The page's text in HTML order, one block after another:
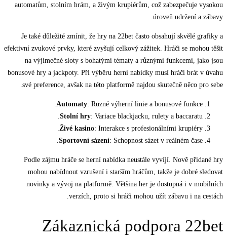
automatům, stolním hrám, a živým krupiérům, což zabezpečuje vysokou
úroveň udržení a zábavy.
Je také důležité zmínit, že hry na 22bet často obsahují skvělé grafiky a
efektivní zvukové prvky, které zvyšují celkový zážitek. Hráči se mohou těšit
na výjimečné sloty s bohatými tématy a různými funkcemi, jako jsou
bonusové hry a jackpoty. Při výběru herní nabídky musí hráči brát v úvahu
své preference, avšak na této platformě najdou skutečně něco pro sebe.
Automaty: Různé výherní linie a bonusové funkce.
Stolní hry: Variace blackjacku, rulety a baccaratu.
Živé kasino: Interakce s profesionálními krupiéry.
Sportovní sázení: Schopnost sázet v reálném čase.
Podle zájmu hráče se herní nabídka neustále vyvíjí. Nově přidané hry
mohou nabídnout vzrušení i starším hráčům, takže je dobré sledovat
novinky a vývoj na platformě. Většina her je dostupná i v mobilních
verzích, proto si hráči mohou užít zábavu i na cestách.
Zákaznická podpora 22bet